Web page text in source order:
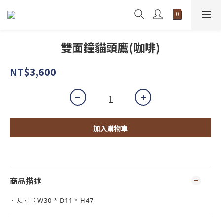
雙面鐘貓頭鷹(咖啡)
NT$3,600
加入購物車
商品描述
．尺寸：W30 * D11 * H47